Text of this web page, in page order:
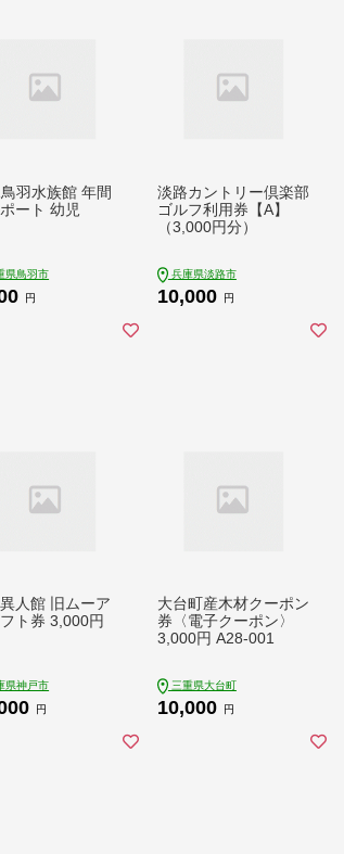
羽水族館 年間
ート 幼児
県鳥羽市
円
淡路カントリー倶楽部
ゴルフ利用券【A】
（3,000円分）
兵庫県淡路市
10,000 円
人館 旧ムーア
ト券 3,000円
県神戸市
円
大台町産木材クーポン
券〈電子クーポン〉
3,000円 A28-001
三重県大台町
10,000 円